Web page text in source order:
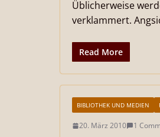
Üblicherweise
verklammert.
Read More
BIBLIOTHEK UND MEDIEN
20. März 2010 1